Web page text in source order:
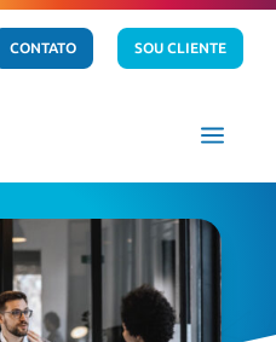
CONTATO SOU CLIENTE
a